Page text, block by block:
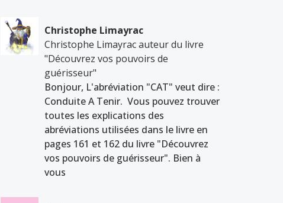
Christophe Limayrac
Christophe Limayrac auteur du livre
"Découvrez vos pouvoirs de
guérisseur"
Bonjour, L'abréviation "CAT" veut dire :
Conduite A Tenir. Vous pouvez trouver
toutes les explications des
abréviations utilisées dans le livre en
pages 161 et 162 du livre "Découvrez
vos pouvoirs de guérisseur". Bien à
vous